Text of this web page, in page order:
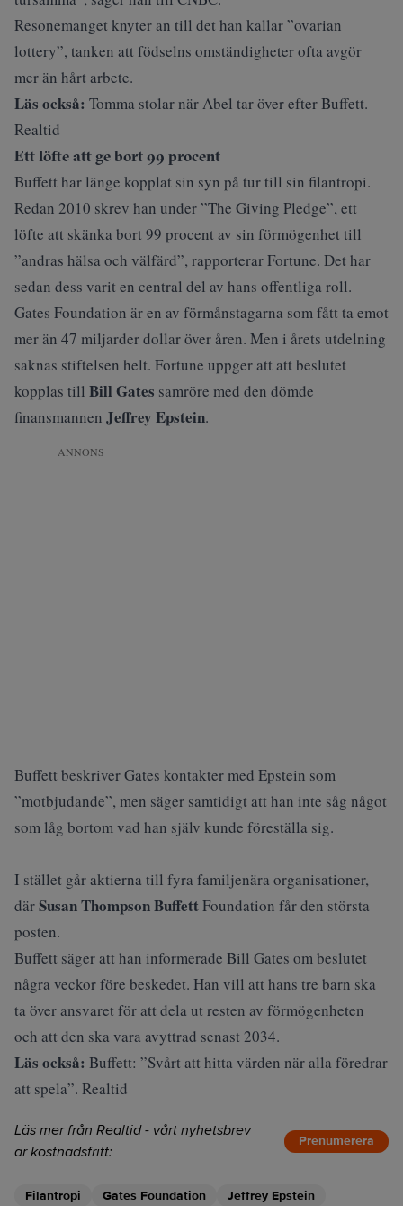
Resonemanget knyter an till det han kallar ”ovarian
lottery”, tanken att födselns omständigheter ofta avgör
mer än hårt arbete.
Läs också: Tomma stolar när Abel tar över efter Buffett.
Realtid
Ett löfte att ge bort 99 procent
Buffett har länge kopplat sin syn på tur till sin filantropi.
Redan 2010 skrev han under ”The Giving Pledge”, ett
löfte att skänka bort 99 procent av sin förmögenhet till
”andras hälsa och välfärd”, rapporterarFortune. Det har
sedan dess varit en central del av hans offentliga roll.
Gates Foundation är en av förmånstagarna som fått ta emot
mer än 47 miljarder dollar över åren. Men i årets utdelning
saknas stiftelsen helt. Fortune uppger att att beslutet
kopplas till Bill Gates samröre med den dömde
finansmannen Jeffrey Epstein.
ANNONS
Buffett beskriver Gates kontakter med Epstein som
”motbjudande”, men säger samtidigt att han inte såg något
som låg bortom vad han själv kunde föreställa sig.
I stället går aktierna till fyra familjenära organisationer,
därSusan Thompson BuffettFoundation får den största
posten.
Buffett säger att han informerade Bill Gates om beslutet
några veckor före beskedet. Han vill att hans tre barn ska
ta över ansvaret för att dela ut resten av förmögenheten
och att den ska vara avyttrad senast 2034.
Läs också: Buffett: ”Svårt att hitta värden när alla föredrar
att spela”. Realtid
Läs mer från Realtid - vårt nyhetsbrev
är kostnadsfritt:
Prenumerera
Filantropi Gates Foundation
Jeffrey Epstein